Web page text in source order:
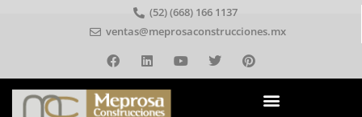
(52) (668) 166 1137
ventas@meprosaconstrucciones.mx